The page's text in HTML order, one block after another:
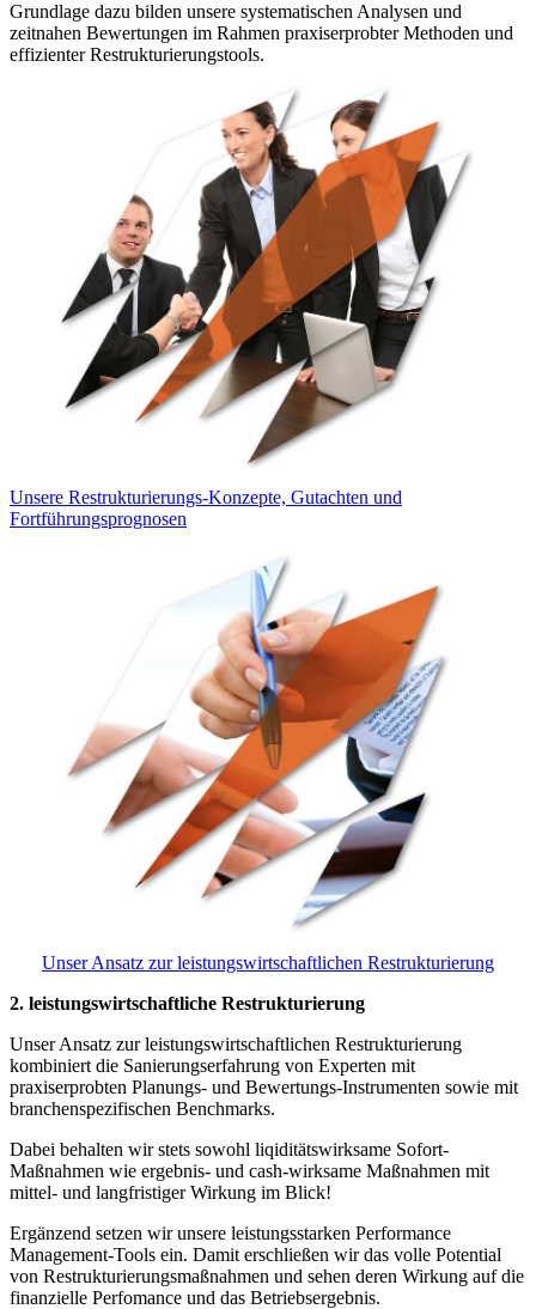
Grundlage dazu bilden unsere systematischen Analysen und
zeitnahen Bewertungen im Rahmen praxiserprobter Methoden und
effizienter Restrukturierungstools.
Unsere Restrukturierungs-Konzepte, Gutachten und
Fortführungsprognosen
Unser Ansatz zur leistungswirtschaftlichen Restrukturierung
2. leistungswirtschaftliche Restrukturierung
Unser Ansatz zur leistungswirtschaftlichen Restrukturierung
kombiniert die Sanierungserfahrung von Experten mit
praxiserprobten Planungs- und Bewertungs-Instrumenten sowie mit
branchenspezifischen Benchmarks.
Dabei behalten wir stets sowohl liqiditätswirksame Sofort-
Maßnahmen wie ergebnis- und cash-wirksame Maßnahmen mit
mittel- und langfristiger Wirkung im Blick!
Ergänzend setzen wir unsere leistungsstarken Performance
Management-Tools ein. Damit erschließen wir das volle Potential
von Restrukturierungsmaßnahmen und sehen deren Wirkung auf die
finanzielle Perfomance und das Betriebsergebnis.